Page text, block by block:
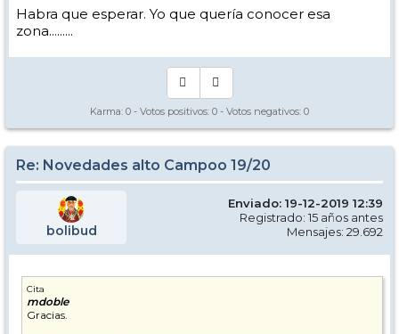
Habra que esperar. Yo que quería conocer esa
zona.........
Karma: 0 - Votos positivos: 0 - Votos negativos: 0
Re: Novedades alto Campoo 19/20
bolibud
Enviado: 19-12-2019 12:39
Registrado: 15 años antes
Mensajes: 29.692
Cita
mdoble
Gracias.